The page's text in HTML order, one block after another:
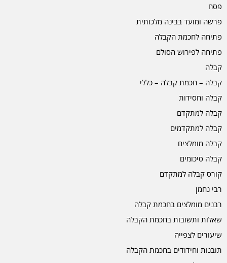
פסח
פרשה ומועד בבינה מלכותית
פתיחה לחכמת הקבלה
פתיחה לפירוש הסולם
קבלה
קבלה – חכמת קבלה – כללי
קבלה וחסידות
קבלה למתקדם
קבלה למתקדמים
קבלה מומלצים
קבלה סיכומים
קורס קבלה למתקדם
רבי נחמן
רבנים מומלצים בחכמת קבלה
שאלות ותשובות בחכמת הקבלה
שיעורים לצפייה
תובנות וחידודים בחכמת הקבלה